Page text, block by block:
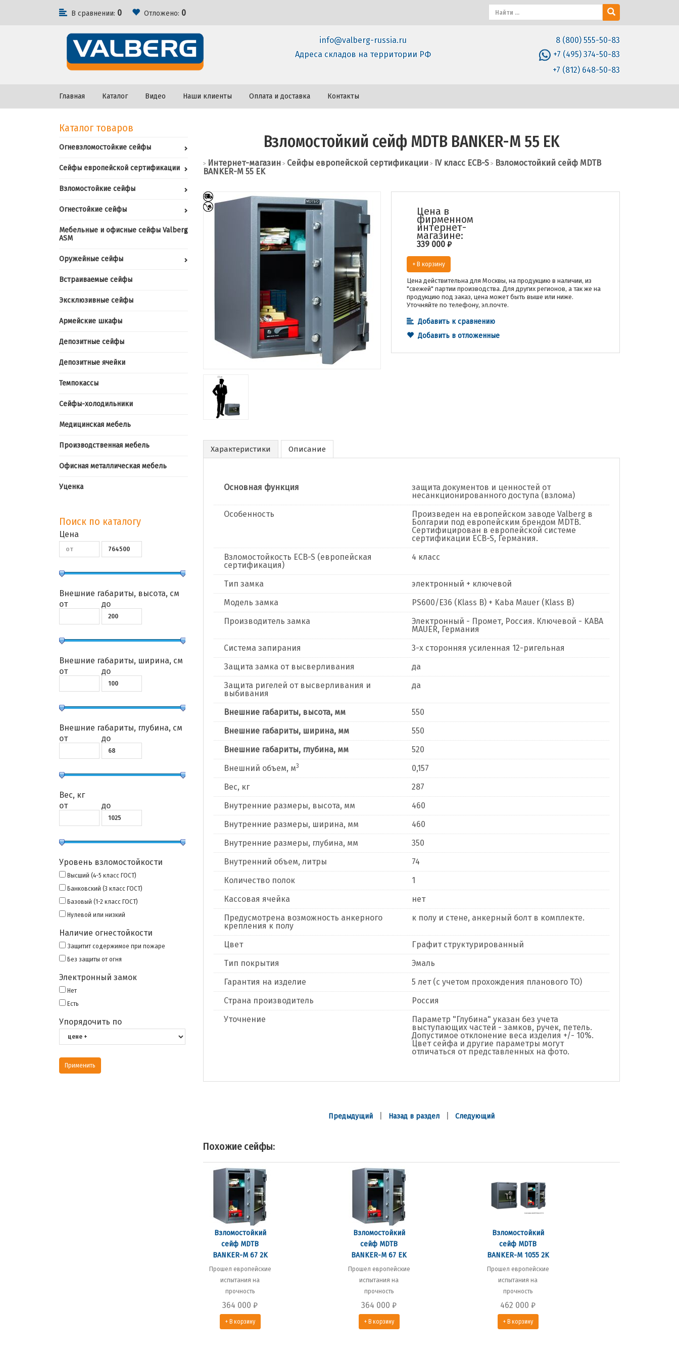
В сравнении: 0 Отложено: 0
info@valberg-russia.ru
Адреса складов на территории РФ
8 (800) 555-50-83
+7 (495) 374-50-83
+7 (812) 648-50-83
Главная Каталог Видео Наши клиенты Оплата и доставка Контакты
Каталог товаров
Огневзломостойкие сейфы
Сейфы европейской сертификации
Взломостойкие сейфы
Огнестойкие сейфы
Мебельные и офисные сейфы Valberg
ASM
Оружейные сейфы
Встраиваемые сейфы
Эксклюзивные сейфы
Армейские шкафы
Депозитные сейфы
Депозитные ячейки
Темпокассы
Сейфы-холодильники
Медицинская мебель
Производственная мебель
Офисная металлическая мебель
Уценка
Поиск по каталогу
Цена
Внешние габариты, высота, см
от
до
Внешние габариты, ширина, см
от
до
Внешние габариты, глубина, см
от
до
Вес, кг
от
до
Уровень взломостойкости
Высший (4-5 класс ГОСТ)
Банковский (3 класс ГОСТ)
Базовый (1-2 класс ГОСТ)
Нулевой или низкий
Наличие огнестойкости
Защитит содержимое при пожаре
Без защиты от огня
Электронный замок
Нет
Есть
Упорядочить по
Взломостойкий сейф MDTB BANKER-M 55 EK
> Интернет-магазин > Сейфы европейской сертификации > IV класс ECB-S > Взломостойкий сейф MDTB
BANKER-M 55 EK
Цена в
фирменном
интернет-
магазине:
339 000 ₽
+ В корзину
Цена действительна для Москвы, на продукцию в наличии, из
"свежей" партии производства. Для других регионов, а так же на
продукцию под заказ, цена может быть выше или ниже.
Уточняйте по телефону, эл.почте.
Добавить к сравнению
Добавить в отложенные
Характеристики Описание
Основная функция
защита документов и ценностей от
несанкционированного доступа (взлома)
Особенность
Произведен на европейском заводе Valberg в
Болгарии под европейским брендом MDTB.
Сертифицирован в европейской системе
сертификации ECB-S, Германия.
Взломостойкость ECB-S (европейская
сертификация)
4 класс
Тип замка
электронный + ключевой
Модель замка
PS600/Е36 (Klass B) + Kaba Mauer (Klass B)
Производитель замка
Электронный - Промет, Россия. Ключевой - KABA
MAUER, Германия
Система запирания
3-х сторонняя усиленная 12-ригельная
Защита замка от высверливания
да
Защита ригелей от высверливания и
выбивания
да
Внешние габариты, высота, мм
550
Внешние габариты, ширина, мм
550
Внешние габариты, глубина, мм
520
Внешний объем, м3
0,157
Вес, кг
287
Внутренние размеры, высота, мм
460
Внутренние размеры, ширина, мм
460
Внутренние размеры, глубина, мм
350
Внутренний объем, литры
74
Количество полок
1
Кассовая ячейка
нет
Предусмотрена возможность анкерного
крепления к полу
к полу и стене, анкерный болт в комплекте.
Цвет
Графит структурированный
Тип покрытия
Эмаль
Гарантия на изделие
5 лет (с учетом прохождения планового ТО)
Страна производитель
Россия
Уточнение
Параметр "Глубина" указан без учета
выступающих частей - замков, ручек, петель.
Допустимое отклонение веса изделия +/- 10%.
Цвет сейфа и другие параметры могут
отличаться от представленных на фото.
Предыдущий Назад в раздел Следующий
Похожие сейфы:
Взломостойкий
сейф MDTB
BANKER-M 67 2K
Прошел европейские
испытания на
прочность
364 000 ₽
+ В корзину
Взломостойкий
сейф MDTB
BANKER-M 67 EK
Прошел европейские
испытания на
прочность
364 000 ₽
+ В корзину
Взломостойкий
сейф MDTB
BANKER-M 1055 2K
Прошел европейские
испытания на
прочность
462 000 ₽
+ В корзину